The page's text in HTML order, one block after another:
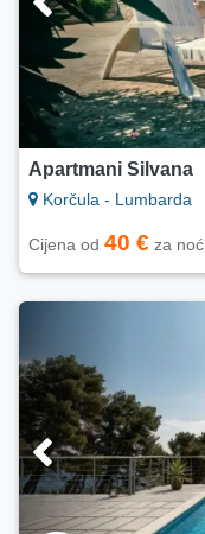
Apartmani Silvana
Korčula - Lumbarda
Cijena od 40 € za noć